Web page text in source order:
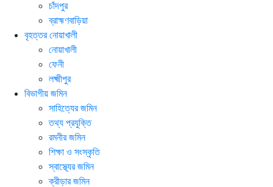
চাঁদপুর
ব্রাহ্মণবাড়িয়া
বৃহত্তর নোয়াখালী
নোয়াখালী
ফেনী
লক্ষ্মীপুর
বিভাগীয় জমিন
সাহিত্যের জমিন
তথ্য প্রযুক্তি
রমনীর জমিন
শিক্ষা ও সংস্কৃতি
স্বাস্থ্যের জমিন
ক্রীড়ার জমিন